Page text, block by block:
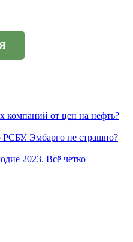
компаний от цен на нефть?
РСБУ. Эмбарго не страшно?
2023. Всё четко